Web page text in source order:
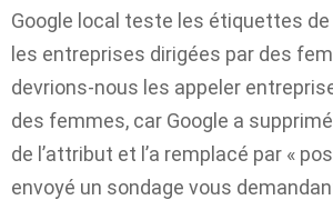
Google local teste les étiquettes
les entreprises dirigées par des
devrions-nous les appeler
des femmes, car Google a
de l’attribut et l’a remplacé par «
envoyé un sondage vous